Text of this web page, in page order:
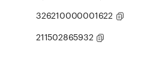
326210000001622
211502865932